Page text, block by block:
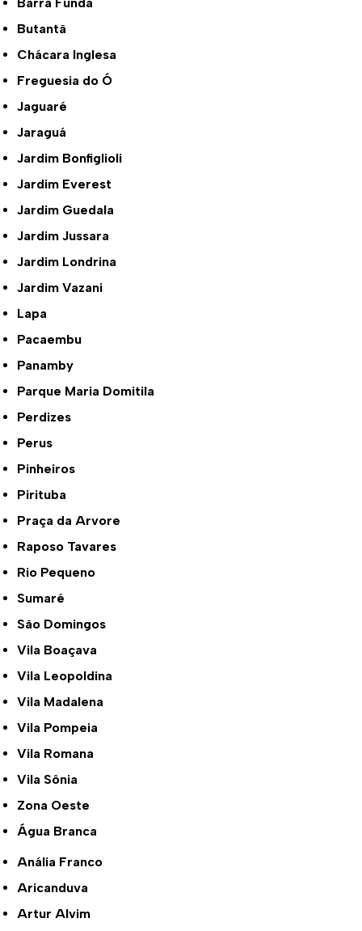
Butantã
Chácara Inglesa
Freguesia do Ó
Jaguaré
Jaraguá
Jardim Bonfiglioli
Jardim Everest
Jardim Guedala
Jardim Jussara
Jardim Londrina
Jardim Vazani
Lapa
Pacaembu
Panamby
Parque Maria Domitila
Perdizes
Perus
Pinheiros
Pirituba
Praça da Arvore
Raposo Tavares
Rio Pequeno
Sumaré
São Domingos
Vila Boaçava
Vila Leopoldina
Vila Madalena
Vila Pompeia
Vila Romana
Vila Sônia
Zona Oeste
Água Branca
Anália Franco
Aricanduva
Artur Alvim